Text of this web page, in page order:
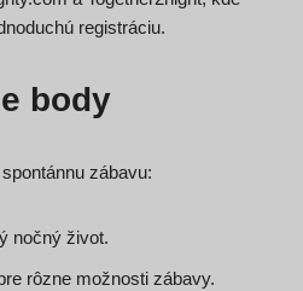
registráciu.
body
zábavu:
nočný život.
rôzne možnosti zábavy.